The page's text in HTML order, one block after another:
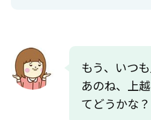
もう、いつ
あのね、上
てどうかな？